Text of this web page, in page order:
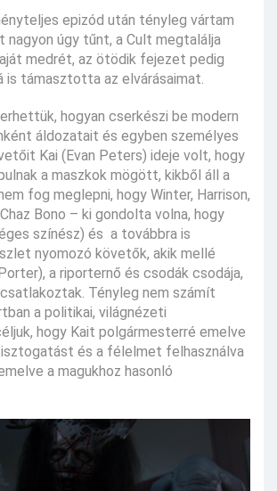
epizód után tényleg vártam
nagyon úgy tűnt, a Cult megtalálja
medrét, az ötödik fejezet pedig
is támasztotta az elvárásaimat.
hogyan cserkészi be modern
áldozatait és egyben személyes
Kai (Evan Peters) ideje volt, hogy
a maszkok mögött, kikből áll a
fog meglepni, hogy Winter, Harrison,
Bono – ki gondolta volna, hogy
színész) és a továbbra is
nyomozó követők, akik mellé
a riporternő és csodák csodája,
Tényleg nem számít
a politikai, világnézeti
hogy Kait polgármesterré emelve
és a félelmet felhasználva
a magukhoz hasonló